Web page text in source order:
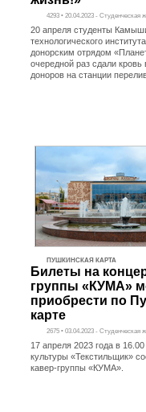
4293 • 20.04.2023 - Студенческая
20 апреля студенты
технологического
донорским отрядом
очередной раз сдали кровь
доноров на станции
ПУШКИНСКАЯ КАРТА
Билеты на
группы «КУМА»
приобрести по
карте
2675 • 03.04.2023 - Студенческая
17 апреля 2023 года в
культуры «Текстильщик»
кавер-группы «КУМА».